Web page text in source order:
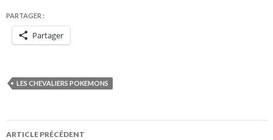
PARTAGER :
Partager
LES CHEVALIERS POKEMONS
Navigation
ARTICLE PRÉCÉDENT